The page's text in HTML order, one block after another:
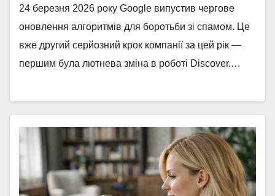
24 березня 2026 року Google випустив чергове
оновлення алгоритмів для боротьби зі спамом. Це
вже другий серйозний крок компанії за цей рік —
першим була лютнева зміна в роботі Discover.…